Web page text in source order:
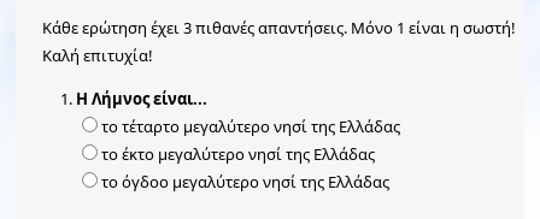
Κάθε ερώτηση έχει 3 πιθανές απαντήσεις. Μόνο 1 είναι η σωστή!
Καλή επιτυχία!
Η Λήμνος είναι...
το τέταρτο μεγαλύτερο νησί της Ελλάδας
το έκτο μεγαλύτερο νησί της Ελλάδας
το όγδοο μεγαλύτερο νησί της Ελλάδας